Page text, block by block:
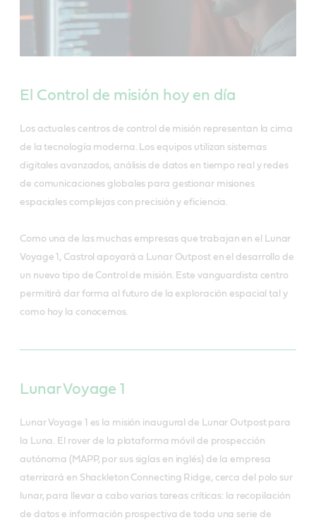
El Control de misión hoy en día
Los actuales centros de control de misión representan la cima
de la tecnología moderna. Los equipos utilizan sistemas
digitales avanzados, análisis de datos en tiempo real y redes
de comunicaciones globales para gestionar misiones
espaciales complejas con precisión y eficiencia.
Como una de las muchas empresas que trabajan en el Lunar
Voyage 1, Castrol apoyará a Lunar Outpost en el desarrollo de
un nuevo tipo de Control de misión. Este vanguardista centro
permitirá dar forma al futuro de la exploración espacial tal y
como hoy la conocemos.
Lunar Voyage 1
Lunar Voyage 1 es la misión inaugural de Lunar Outpost para
la Luna. El rover de la plataforma móvil de prospección
autónoma (MAPP, por sus siglas en inglés) de la empresa
aterrizará en Shackleton Connecting Ridge, cerca del polo sur
lunar, para llevar a cabo varias tareas críticas: la recopilación
de datos e información prospectiva de toda una serie de